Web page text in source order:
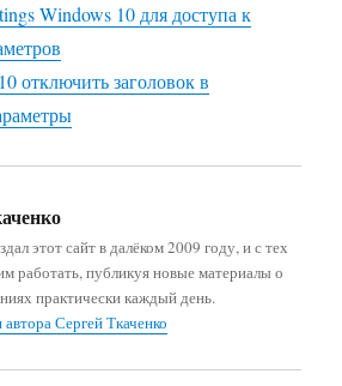
Windows 10 для доступа к
отключить заголовок в
этот сайт в далёком 2009 году, и с тех
работать, публикуя новые материалы о
практически каждый день.
Сергей Ткаченко